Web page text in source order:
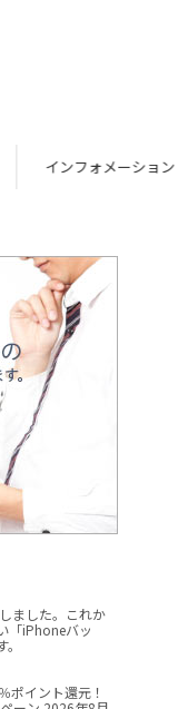
インフォメーション
ました。これか
「iPhoneバッ
ポイント還元！